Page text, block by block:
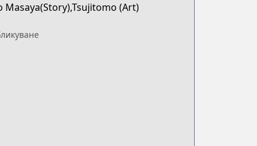
Masaya(Story),Tsujitomo (Art)